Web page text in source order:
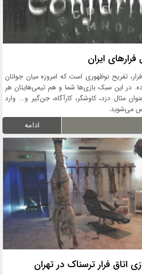
ایران
تفریح نوظهوری است که امروزه میان جوانان
در این سبک بازی‌ها شما و هم تیمی‌هایتان هر
مثال دزد، کاوشگر، کارآگاه، جن‌گیر و... وارد
می‌شوید.
ادامه
اتاق فرار ترسناک در تهران